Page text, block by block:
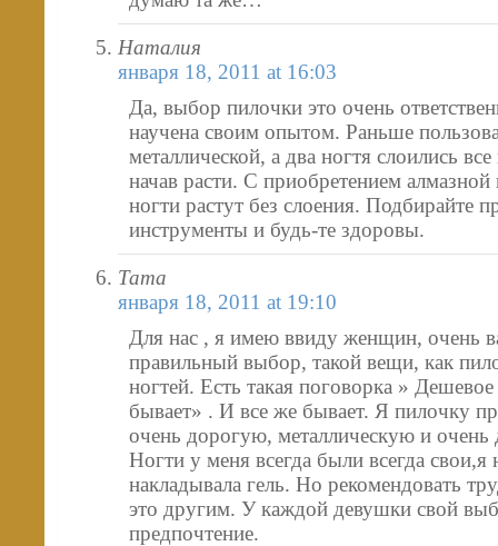
Наталия
января 18, 2011 at 16:03
Да, выбор пилочки это очень
научена своим опытом. Раньше
металлической, а два ногтя слоились
начав расти. С приобретением
ногти растут без слоения. Подбирайте
инструменты и будь-те здоровы.
Тата
января 18, 2011 at 19:10
Для нас , я имею ввиду женщин, очень
правильный выбор, такой вещи, как
ногтей. Есть такая поговорка »
бывает» . И все же бывает. Я пилочку
очень дорогую, металлическую и очень
Ногти у меня всегда были всегда свои,я
накладывала гель. Но рекомендовать
это другим. У каждой девушки свой
предпочтение.